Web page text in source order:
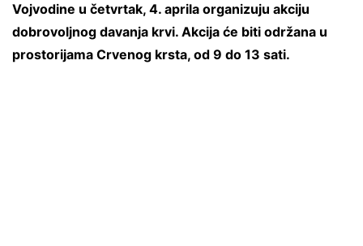
Vojvodine u četvrtak, 4. aprila organizuju akciju
dobrovoljnog davanja krvi. Akcija će biti održana u
prostorijama Crvenog krsta, od 9 do 13 sati.